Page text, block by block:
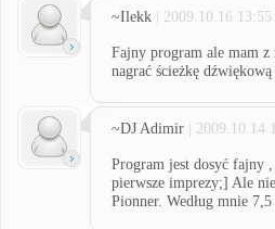
~Ilekk | 2009.10.16 13:55
Fajny program ale mam
nagrać ścieżkę
~DJ Adimir | 2009.10.14
Program jest dosyć fajny ,
pierwsze imprezy;] Ale
Pionner. Według mnie